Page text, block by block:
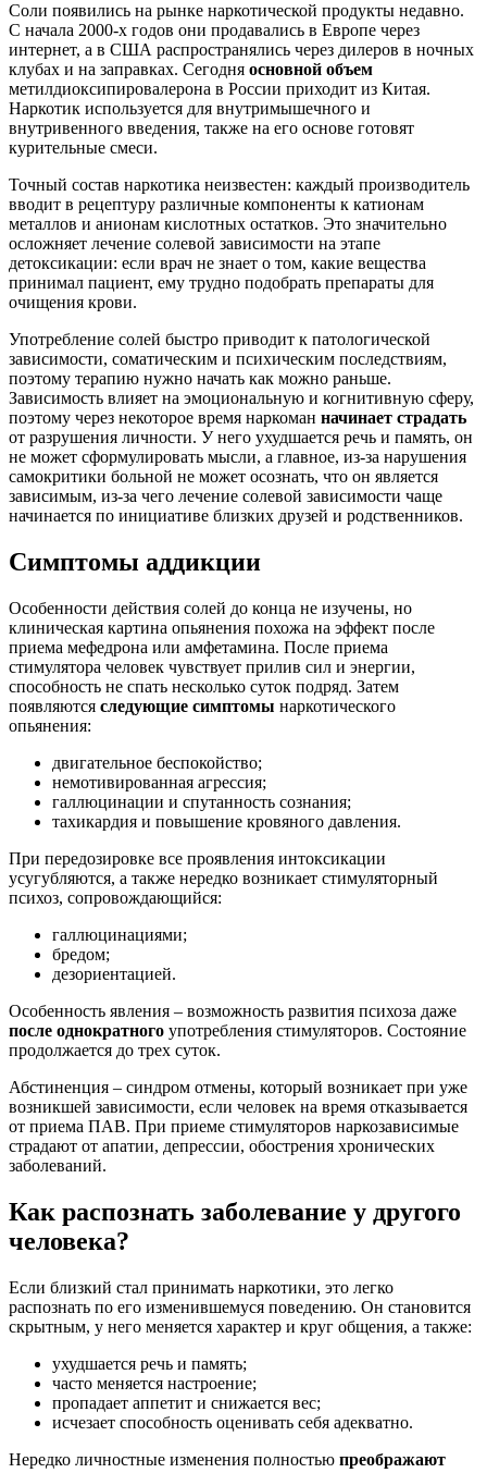
Соли появились на рынке наркотической продукты недавно.
С начала 2000-х годов они продавались в Европе через
интернет, а в США распространялись через дилеров в ночных
клубах и на заправках. Сегодня основной объем
метилдиоксипировалерона в России приходит из Китая.
Наркотик используется для внутримышечного и
внутривенного введения, также на его основе готовят
курительные смеси.
Точный состав наркотика неизвестен: каждый производитель
вводит в рецептуру различные компоненты к катионам
металлов и анионам кислотных остатков. Это значительно
осложняет лечение солевой зависимости на этапе
детоксикации: если врач не знает о том, какие вещества
принимал пациент, ему трудно подобрать препараты для
очищения крови.
Употребление солей быстро приводит к патологической
зависимости, соматическим и психическим последствиям,
поэтому терапию нужно начать как можно раньше.
Зависимость влияет на эмоциональную и когнитивную сферу,
поэтому через некоторое время наркоман начинает страдать
от разрушения личности. У него ухудшается речь и память, он
не может сформулировать мысли, а главное, из-за нарушения
самокритики больной не может осознать, что он является
зависимым, из-за чего лечение солевой зависимости чаще
начинается по инициативе близких друзей и родственников.
Симптомы аддикции
Особенности действия солей до конца не изучены, но
клиническая картина опьянения похожа на эффект после
приема мефедрона или амфетамина. После приема
стимулятора человек чувствует прилив сил и энергии,
способность не спать несколько суток подряд. Затем
появляются следующие симптомы наркотического
опьянения:
двигательное беспокойство;
немотивированная агрессия;
галлюцинации и спутанность сознания;
тахикардия и повышение кровяного давления.
При передозировке все проявления интоксикации
усугубляются, а также нередко возникает стимуляторный
психоз, сопровождающийся:
галлюцинациями;
бредом;
дезориентацией.
Особенность явления – возможность развития психоза даже
после однократного употребления стимуляторов. Состояние
продолжается до трех суток.
Абстиненция – синдром отмены, который возникает при уже
возникшей зависимости, если человек на время отказывается
от приема ПАВ. При приеме стимуляторов наркозависимые
страдают от апатии, депрессии, обострения хронических
заболеваний.
Как распознать заболевание у другого
человека?
Если близкий стал принимать наркотики, это легко
распознать по его изменившемуся поведению. Он становится
скрытным, у него меняется характер и круг общения, а также:
ухудшается речь и память;
часто меняется настроение;
пропадает аппетит и снижается вес;
исчезает способность оценивать себя адекватно.
Нередко личностные изменения полностью преображают